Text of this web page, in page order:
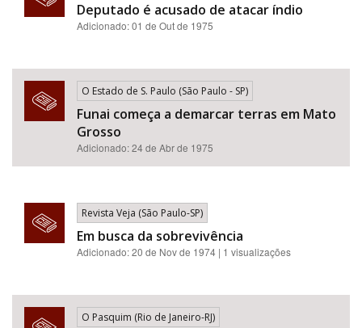
Deputado é acusado de atacar índio
Adicionado: 01 de Out de 1975
O Estado de S. Paulo (São Paulo - SP)
Funai começa a demarcar terras em Mato
Grosso
Adicionado: 24 de Abr de 1975
Revista Veja (São Paulo-SP)
Em busca da sobrevivência
Adicionado: 20 de Nov de 1974 | 1 visualizações
O Pasquim (Rio de Janeiro-RJ)